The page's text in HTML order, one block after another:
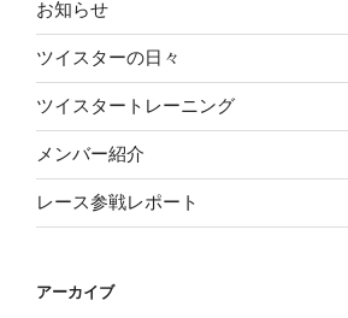
お知らせ
ツイスターの日々
ツイスタートレーニング
メンバー紹介
レース参戦レポート
アーカイブ